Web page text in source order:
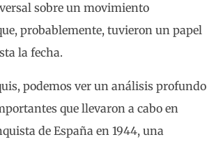
sobre un movimiento
probablemente, tuvieron un papel
la fecha.
podemos ver un análisis profundo
que llevaron a cabo en
de España en 1944, una